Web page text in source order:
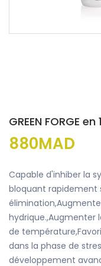
GREEN FORGE en
880MAD
Capable d'inhiber la
bloquant rapidement
hydrique.,Augmenter
de
dans la phase de
développement